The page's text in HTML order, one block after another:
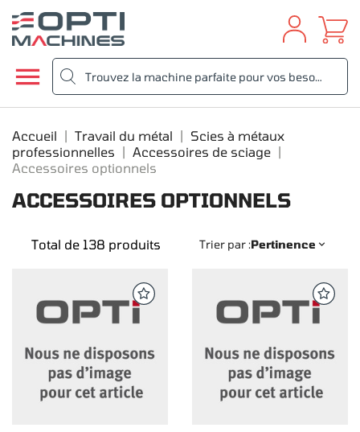

Accueil Travail du métal
Scies à métaux
professionnelles
Accessoires de sciage
Accessoires optionnels
ACCESSOIRES OPTIONNELS
Trier par :Pertinence 
Total de 138 produits